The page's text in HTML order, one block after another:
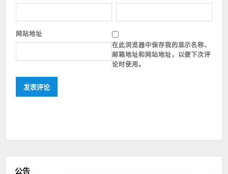
网站地址
在此浏览器中保存我的显示名称、
邮箱地址和网站地址，以便下次评
论时使用。
公告